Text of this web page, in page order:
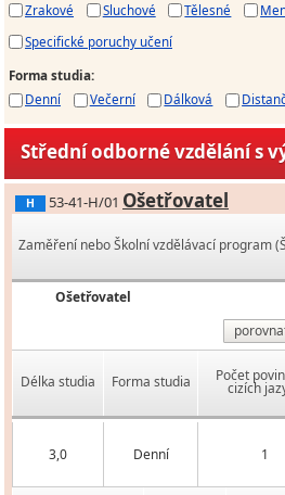
Zrakové
Sluchové Tělesné
Specifické poruchy učení
Forma studia:
Denní
Večerní Dálková
Střední odborné vzdělání s
H 53-41-H/01 Ošetřovatel
Zaměření nebo Školní vzdělávací program
Ošetřovatel
Délka studia Forma studia Počet
cizích
3,0 Denní 1